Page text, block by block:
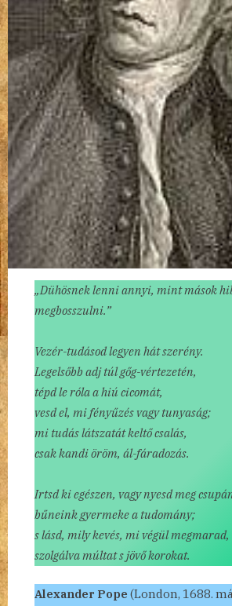
„Dühösnek lenni annyi, mint mások
megbosszulni.”
Vezér-tudásod legyen hát szerény.
Legelsőbb adj túl gőg-vértezetén,
tépd le róla a hiú cicomát,
vesd el, mi fényűzés vagy tunyaság;
mi tudás látszatát keltő csalás,
csak kandi öröm, ál-fáradozás.
Irtsd ki egészen, vagy nyesd meg
bűneink gyermeke a tudomány;
s lásd, mily kevés, mi végül megmarad,
szolgálva múltat s jövő korokat.
Alexander Pope (London, 1688.